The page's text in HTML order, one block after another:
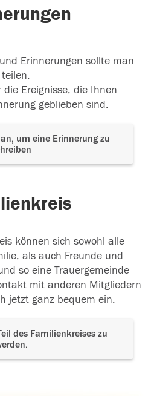
Erinnerungen sollte man
teilen.
die Ereignisse, die Ihnen
geblieben sind.
um eine Erinnerung zu
können sich sowohl alle
als auch Freunde und
so eine Trauergemeinde
mit anderen Mitgliedern
jetzt ganz bequem ein.
des Familienkreises zu